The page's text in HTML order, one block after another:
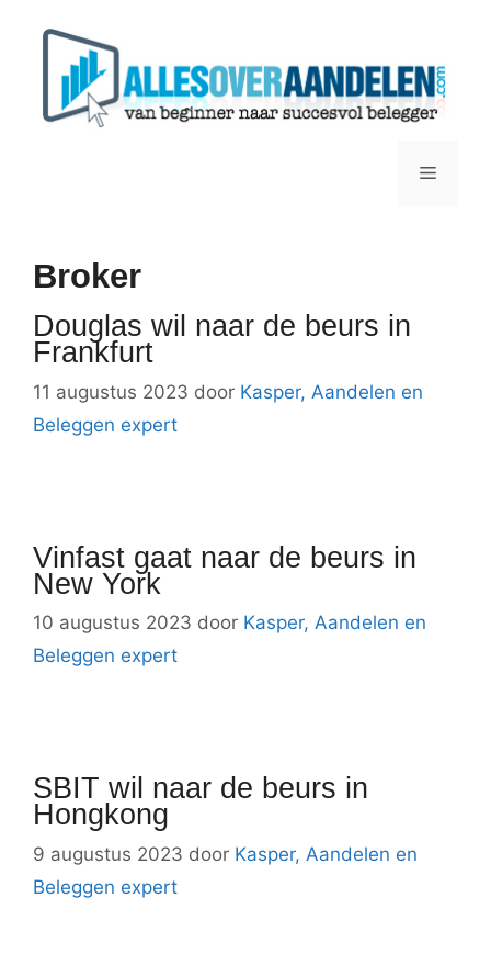
Menu
Broker
Douglas wil naar de beurs in
Frankfurt
11 augustus 2023 door Kasper, Aandelen en
Beleggen expert
Vinfast gaat naar de beurs in
New York
10 augustus 2023 door Kasper, Aandelen en
Beleggen expert
SBIT wil naar de beurs in
Hongkong
9 augustus 2023 door Kasper, Aandelen en
Beleggen expert